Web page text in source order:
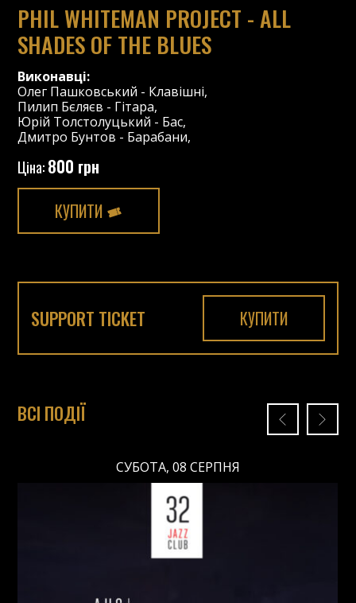
PHIL WHITEMAN PROJECT - ALL
SHADES OF THE BLUES
Виконавці:
Олег Пашковський - Клавішні,
Пилип Бєляєв - Гітара,
Юрій Толстолуцький - Бас,
Дмитро Бунтов - Барабани,
Ціна:800 грн
КУПИТИ
SUPPORT TICKET КУПИТИ
ВСІ ПОДІЇ
СУБОТА, 08 СЕРПНЯ